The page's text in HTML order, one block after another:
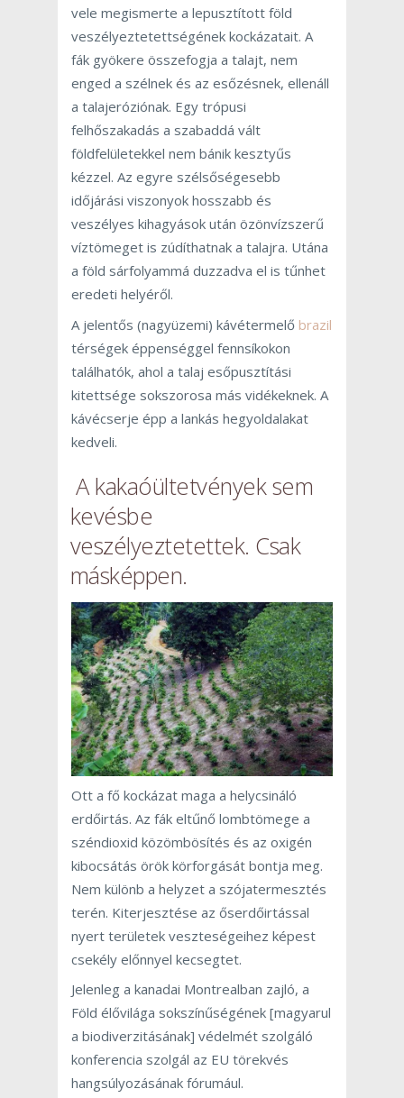
vele megismerte a lepusztított föld
veszélyeztetettségének kockázatait. A
fák gyökere összefogja a talajt, nem
enged a szélnek és az esőzésnek, ellenáll
a talajeróziónak. Egy trópusi
felhőszakadás a szabaddá vált
földfelületekkel nem bánik kesztyűs
kézzel. Az egyre szélsőségesebb
időjárási viszonyok hosszabb és
veszélyes kihagyások után özönvízszerű
víztömeget is zúdíthatnak a talajra. Utána
a föld sárfolyammá duzzadva el is tűnhet
eredeti helyéről.
A jelentős (nagyüzemi) kávétermelő brazil
térségek éppenséggel fennsíkokon
találhatók, ahol a talaj esőpusztítási
kitettsége sokszorosa más vidékeknek. A
kávécserje épp a lankás hegyoldalakat
kedveli.
A kakaóültetvények sem
kevésbe
veszélyeztetettek. Csak
másképpen.
Ott a fő kockázat maga a helycsináló
erdőirtás. Az fák eltűnő lombtömege a
széndioxid közömbösítés és az oxigén
kibocsátás örök körforgását bontja meg.
Nem különb a helyzet a szójatermesztés
terén. Kiterjesztése az őserdőirtással
nyert területek veszteségeihez képest
csekély előnnyel kecsegtet.
Jelenleg a kanadai Montrealban zajló, a
Föld élővilága sokszínűségének [magyarul
a biodiverzitásának] védelmét szolgáló
konferencia szolgál az EU törekvés
hangsúlyozásának fórumául.